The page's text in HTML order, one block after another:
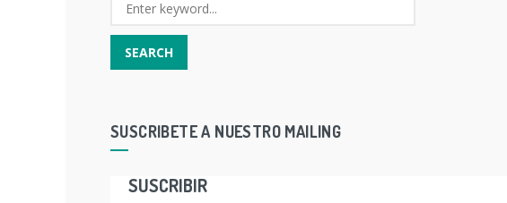
SUSCRIBETE A NUESTRO MAILING
SUSCRIBIR